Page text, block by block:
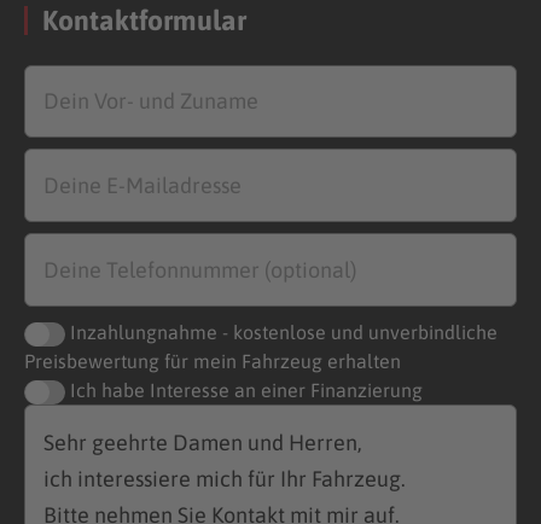
Kontaktformular
Inzahlungnahme - kostenlose und unverbindliche
Preisbewertung für mein Fahrzeug erhalten
Ich habe Interesse an einer Finanzierung